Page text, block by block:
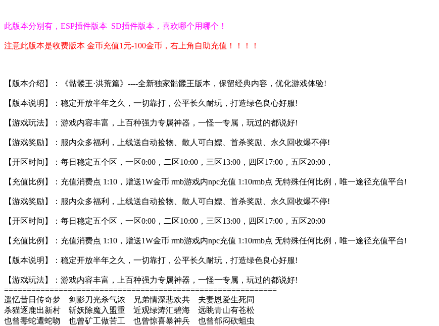
此版本分别有，ESP插件版本 SD插件版本，喜欢哪个用哪个！
注意此版本是收费版本 金币充值1元-100金币，右上角自助充值！！！！
【版本介绍】：《骷髅王·洪荒篇》----全新独家骷髅王版本，保留经典内容，优化游戏体验!
【版本说明】：稳定开放半年之久，一切靠打，公平长久耐玩，打造绿色良心好服!
【游戏玩法】：游戏内容丰富，上百种强力专属神器，一怪一专属，玩过的都说好!
【游戏奖励】：服内众多福利，上线送自动捡物、散人可白嫖、首杀奖励、永久回收爆不停!
【开区时间】：每日稳定五个区，一区0:00，二区10:00，三区13:00，四区17:00，五区20:00，
【充值比例】：充值消费点 1:10，赠送1W金币 rmb游戏内npc充值 1:10rmb点 无特殊任何比例，唯一途径充值平台!
【游戏奖励】：服内众多福利，上线送自动捡物、散人可白嫖、首杀奖励、永久回收爆不停!
【开区时间】：每日稳定五个区，一区0:00，二区10:00，三区13:00，四区17:00，五区20:00
【充值比例】：充值消费点 1:10，赠送1W金币 rmb游戏内npc充值 1:10rmb点 无特殊任何比例，唯一途径充值平台!
【版本说明】：稳定开放半年之久，一切靠打，公平长久耐玩，打造绿色良心好服!
【游戏玩法】：游戏内容丰富，上百种强力专属神器，一怪一专属，玩过的都说好!
============================================================
遥忆昔日传奇梦 剑影刀光杀气浓 兄弟情深悲欢共 夫妻恩爱生死同
杀猫逐鹿出新村 斩妖除魔入盟重 近观绿涛汇碧海 远眺青山有苍松
也曾毒蛇遭蛇吻 也曾矿工做苦工 也曾惊喜暴神兵 也曾郁闷砍蛆虫